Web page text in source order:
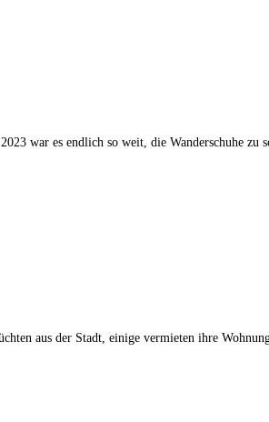
war es endlich so weit, die Wanderschuhe zu
aus der Stadt, einige vermieten ihre